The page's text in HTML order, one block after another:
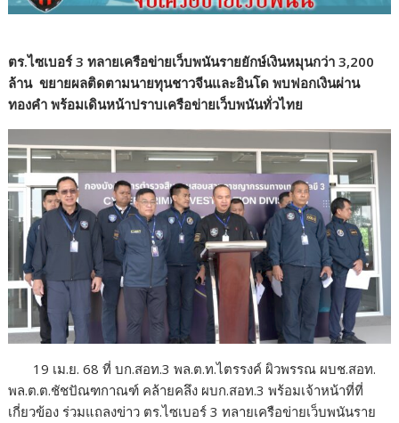
ตร.ไซเบอร์ 3 ทลายเครือข่ายเว็บพนันรายยักษ์เงินหมุนกว่า 3,200
ล้าน ขยายผลติดตามนายทุนชาวจีนและอินโด พบฟอกเงินผ่าน
ทองคำ พร้อมเดินหน้าปราบเครือข่ายเว็บพนันทั่วไทย
19 เม.ย. 68 ที่ บก.สอท.3 พล.ต.ท.ไตรรงค์ ผิวพรรณ ผบช.สอท.
พล.ต.ต.ชัชปัณฑกาณฑ์ คล้ายคลึง ผบก.สอท.3 พร้อมเจ้าหน้าที่ที่
เกี่ยวข้อง ร่วมแถลงข่าว ตร.ไซเบอร์ 3 ทลายเครือข่ายเว็บพนันราย